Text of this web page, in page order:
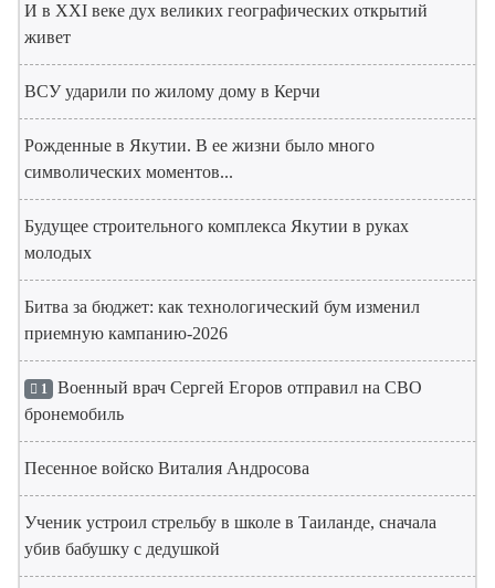
И в XXI веке дух великих географических открытий
живет
ВСУ ударили по жилому дому в Керчи
Рожденные в Якутии. В ее жизни было много
символических моментов...
Будущее строительного комплекса Якутии в руках
молодых
Битва за бюджет: как технологический бум изменил
приемную кампанию-2026
1 Военный врач Сергей Егоров отправил на СВО
бронемобиль
Песенное войско Виталия Андросова
Ученик устроил стрельбу в школе в Таиланде, сначала
убив бабушку с дедушкой